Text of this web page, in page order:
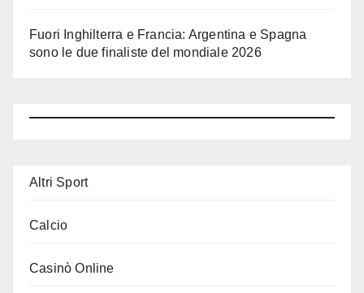
Fuori Inghilterra e Francia: Argentina e Spagna
sono le due finaliste del mondiale 2026
Altri Sport
Calcio
Casinò Online